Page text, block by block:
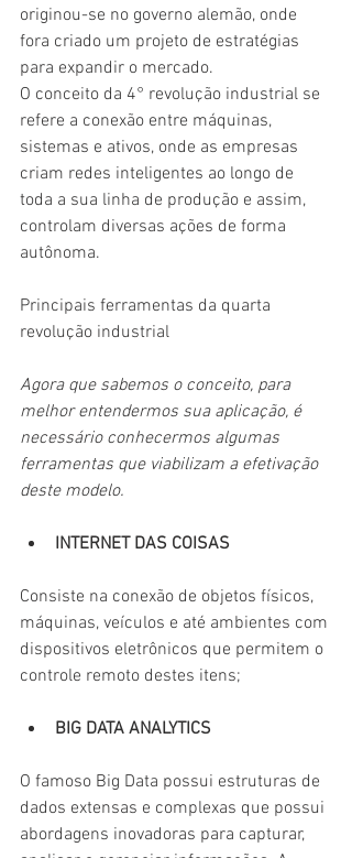
originou-se no governo alemão, onde
fora criado um projeto de estratégias
para expandir o mercado.
O conceito da 4° revolução industrial se
refere a conexão entre máquinas,
sistemas e ativos, onde as empresas
criam redes inteligentes ao longo de
toda a sua linha de produção e assim,
controlam diversas ações de forma
autônoma.
Principais ferramentas da quarta
revolução industrial
Agora que sabemos o conceito, para
melhor entendermos sua aplicação, é
necessário conhecermos algumas
ferramentas que viabilizam a efetivação
deste modelo.
INTERNET DAS COISAS
Consiste na conexão de objetos físicos,
máquinas, veículos e até ambientes com
dispositivos eletrônicos que permitem o
controle remoto destes itens;
BIG DATA ANALYTICS
O famoso Big Data possui estruturas de
dados extensas e complexas que possui
abordagens inovadoras para capturar,